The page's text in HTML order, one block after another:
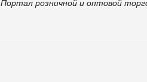
Портал розничной и оптовой